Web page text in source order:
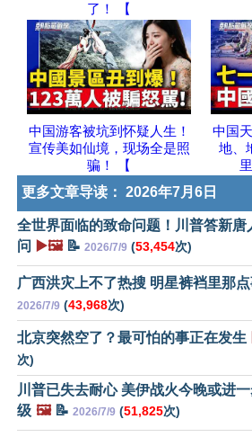
了！ 【
中国游客被坑到怀疑人生！
宣传美如仙境，现场全是照
骗！ 【
中国
地、
更多文章导读： 2026年7月6日
全世界面临的致命问题！川普答新唐
问 ▶️🖼️📝 2026/7/9 (53,454次)
广西洪灾上不了热搜 明星裤裆里那
2026/7/9 (43,968次)
北京突然空了？最可怕的事正在发生
次)
川普已失去耐心 美伊战火今晚或进
级 🖼️📝 2026/7/9 (51,825次)